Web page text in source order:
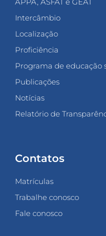
APPA, ASFAT e GEAT
Intercâmbio
Localização
Proficiência
Programa de educação
Publicações
Notícias
Relatório de
Contatos
Matrículas
Trabalhe conosco
Fale conosco